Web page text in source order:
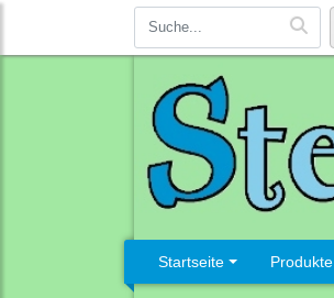
Startseite Produkte